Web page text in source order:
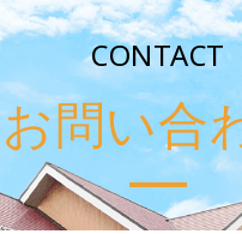
CONTACT
お問い合